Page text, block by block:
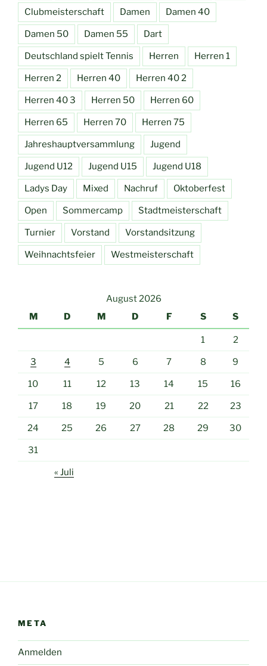
Clubmeisterschaft Damen Damen 40
Damen 50 Damen 55 Dart
Deutschland spielt Tennis Herren Herren 1
Herren 2 Herren 40 Herren 40 2
Herren 40 3 Herren 50 Herren 60
Herren 65 Herren 70 Herren 75
Jahreshauptversammlung Jugend
Jugend U12 Jugend U15 Jugend U18
Ladys Day Mixed Nachruf Oktoberfest
Open Sommercamp Stadtmeisterschaft
Turnier Vorstand Vorstandsitzung
Weihnachtsfeier Westmeisterschaft
August 2026
M
D M D F S S
1 2
3 4 5 6 7 8 9
10 11 12 13 14 15 16
17 18 19 20 21 22 23
24 25 26 27 28 29 30
31
« Juli
META
Anmelden